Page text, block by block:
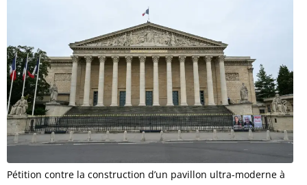
Pétition contre la construction d’un pavillon ultra-moderne à